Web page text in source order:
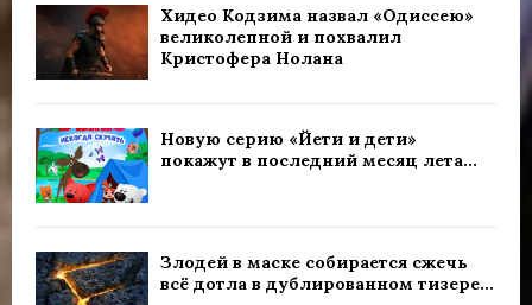
Хидео Кодзима назвал «Одиссею»
великолепной и похвалил
Кристофера Нолана
Новую серию «Йети и дети»
покажут в последний месяц лета...
Злодей в маске собирается сжечь
всё дотла в дублированном тизере...